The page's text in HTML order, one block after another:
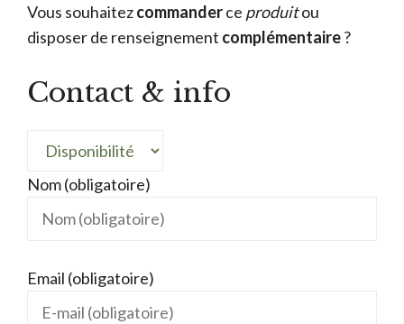
Vous souhaitezcommanderce produitou
disposer de renseignement complémentaire?
Contact & info
Nom (obligatoire)
Email (obligatoire)